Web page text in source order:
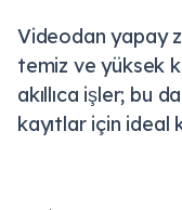
Videodan yapay
temiz ve yüksek
akıllıca işler; bu
kayıtlar için ideal